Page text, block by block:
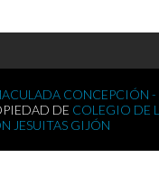
CONCEPCIÓN -
DE COLEGIO DE
JESUITAS GIJÓN